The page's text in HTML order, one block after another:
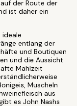
der Route der
ist daher ein
ideale
entlang der
und Boutiquen
und die Aussicht
Mahlzeit
Muscheln
aus
es John Nashs